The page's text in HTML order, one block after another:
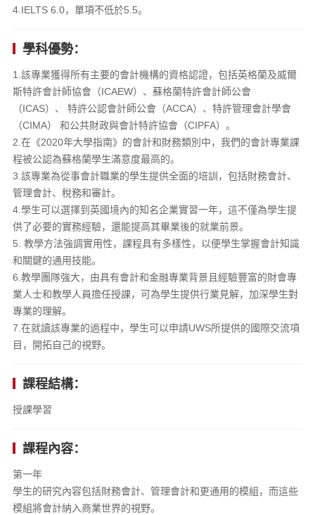
4.IELTS 6.0，單項不低於5.5。
學科優勢：
1.該專業獲得所有主要的會計機構的資格認證，包括英格蘭及威爾
斯特許會計師協會（ICAEW）、蘇格蘭特許會計師公會
（ICAS）、 特許公認會計師公會（ACCA）、特許管理會計學會
（CIMA） 和公共財政與會計特許協會（CIPFA）。
2.在《2020年大學指南》的會計和財務類別中，我們的會計專業課
程被公認為蘇格蘭學生滿意度最高的。
3.該專業為從事會計職業的學生提供全面的培訓，包括財務會計、
管理會計、稅務和審計。
4.學生可以選擇到英國境內的知名企業實習一年，這不僅為學生提
供了必要的實務經驗，還能提高其畢業後的就業前景。
5. 教學方法強調實用性，課程具有多樣性，以便學生掌握會計知識
和關鍵的通用技能。
6.教學團隊強大，由具有會計和金融專業背景且經驗豐富的財會專
業人士和教學人員擔任授課，可為學生提供行業見解，加深學生對
專業的理解。
7.在就讀該專業的過程中，學生可以申請UWS所提供的國際交流項
目，開拓自己的視野。
課程結構：
授課學習
課程內容：
第一年
學生的研究內容包括財務會計、管理會計和更通用的模組，而這些
模組將會計納入商業世界的視野。